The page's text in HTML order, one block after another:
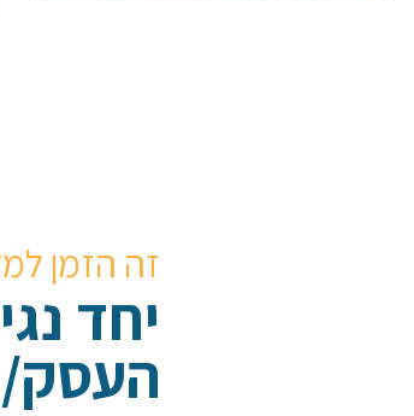
זה הזמן
יחד
העסק/